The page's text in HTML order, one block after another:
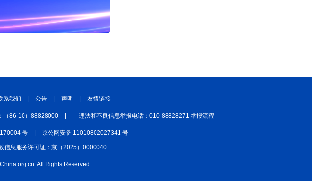
系我们 公告 声明 友情链接
（86-10）88828000 违法和不良信息举报电话：010-88828271 举报流程
号 京公网安备 11010802027341 号
信息服务许可证：京（2025）0000040
All Rights Reserved